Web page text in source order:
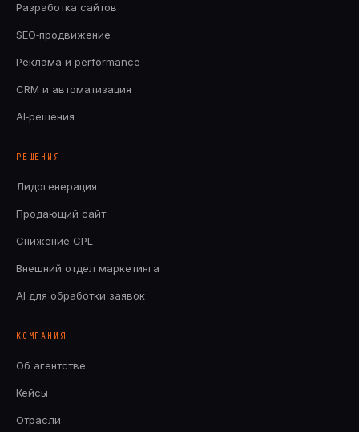
Разработка сайтов
SEO‑продвижение
Реклама и performance
CRM и автоматизация
AI‑решения
РЕШЕНИЯ
Лидогенерация
Продающий сайт
Снижение CPL
Внешний отдел маркетинга
AI для обработки заявок
КОМПАНИЯ
Об агентстве
Кейсы
Отрасли